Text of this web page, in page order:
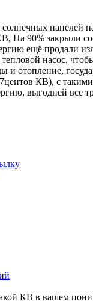
солнечных панелей
На 90% закрыли
ещё продали
насос,
и отопление,
КВ), с
выгодней все
КВ в вашем